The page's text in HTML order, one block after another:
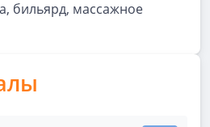
бильярд, массажное